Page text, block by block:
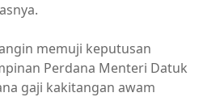
memuji keputusan
Perdana Menteri Datuk
gaji kakitangan awam